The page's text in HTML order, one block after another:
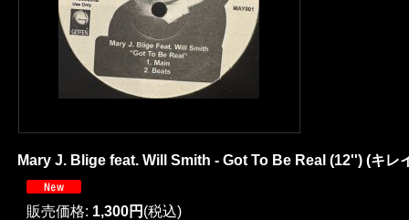
Mary J. Blige feat. Will Smith - Got To Be Real (12'') (キレ
販売価格: 1,300円 (税込)